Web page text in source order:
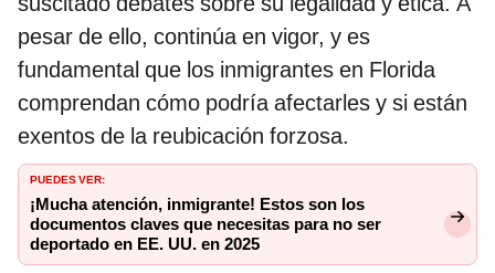
pesar de ello, continúa en vigor, y es
fundamental que los inmigrantes en Florida
comprendan cómo podría afectarles y si están
exentos de la reubicación forzosa.
PUEDES VER:
¡Mucha atención, inmigrante! Estos son los
documentos claves que necesitas para no ser
deportado en EE. UU. en 2025